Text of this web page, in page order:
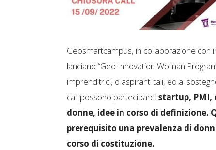
Geosmartcampus, in collaborazione con
lanciano “Geo Innovation Woman
imprenditrici, o aspiranti tali, ed al
call possono partecipare: startup, PMI,
donne, idee in corso di definizione.
prerequisito una prevalenza di
corso di costituzione.